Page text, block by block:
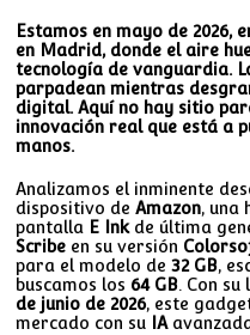
Estamos en mayo de 2026,
en Madrid, donde el aire
tecnología de vanguardia.
parpadean mientras
digital. Aquí no hay sitio
innovación real que está a
manos.
Analizamos el inminente
dispositivo deAmazon, una
pantalla E Inkde última
Scribe en su versión
para el modelo de32 GB,
buscamos los 64 GB. Con
de junio de 2026, este
mercado con su IA